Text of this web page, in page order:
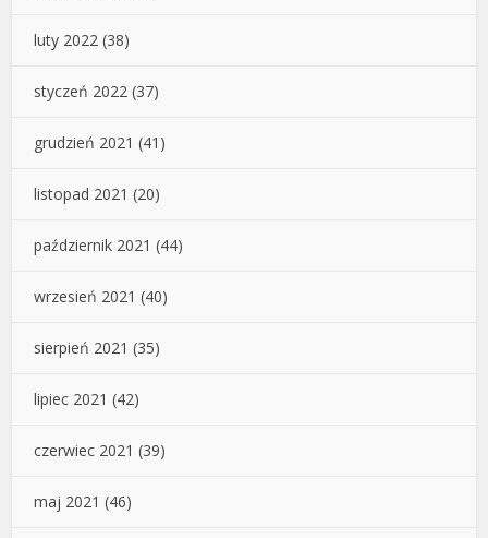
luty 2022 (38)
styczeń 2022 (37)
grudzień 2021 (41)
listopad 2021 (20)
październik 2021 (44)
wrzesień 2021 (40)
sierpień 2021 (35)
lipiec 2021 (42)
czerwiec 2021 (39)
maj 2021 (46)